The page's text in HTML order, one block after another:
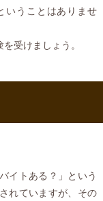
いうことはありませ
受けましょう。
イトある？」という
れていますが、その